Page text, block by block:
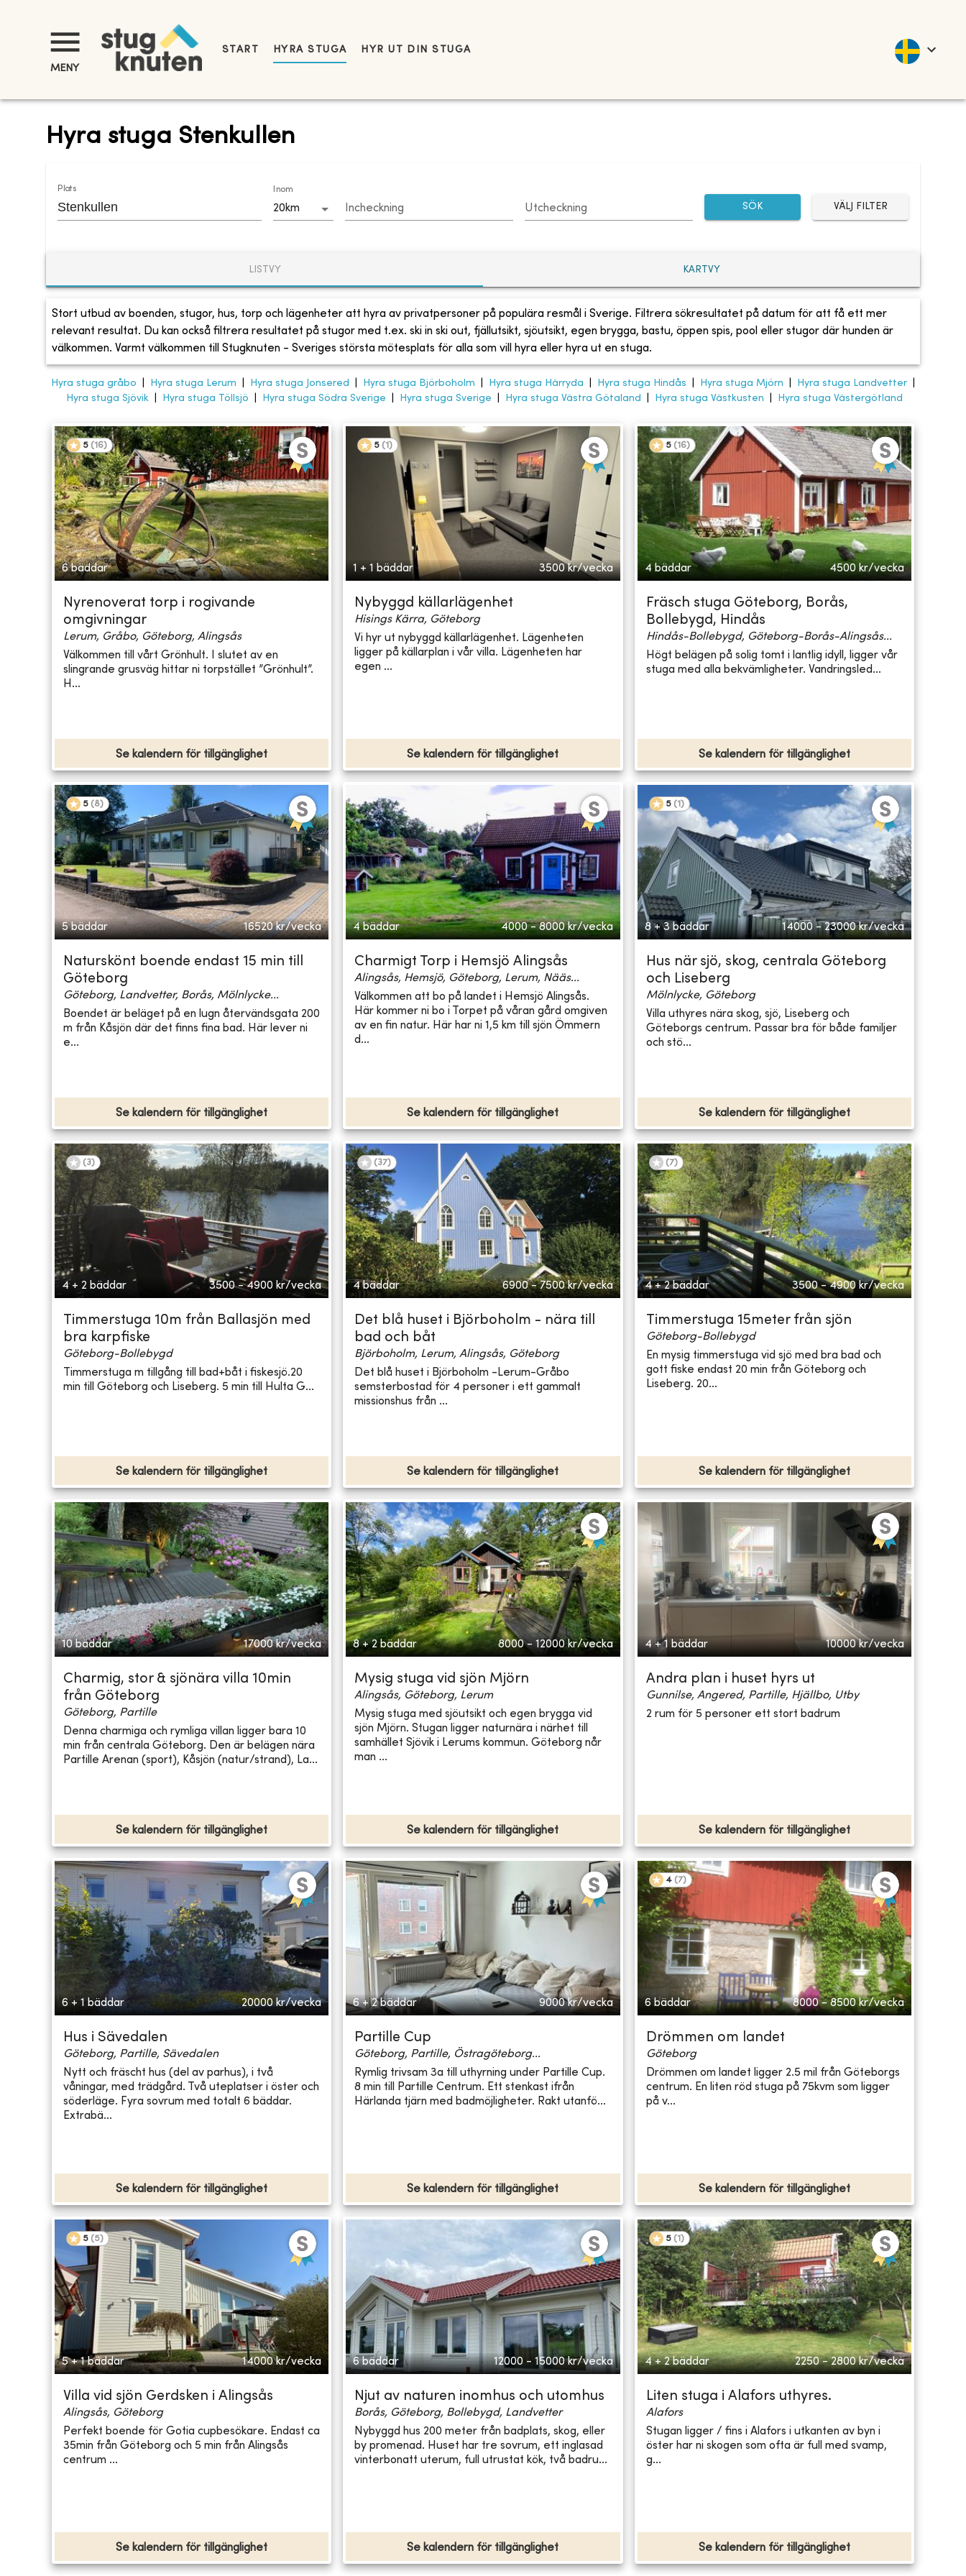
MENY
START HYRA STUGA HYR UT DIN STUGA
Hyra stuga Stenkullen
Plats Inom
20km Incheckning Utcheckning SÖK VÄLJ FILTER
LISTVY KARTVY
Stort utbud av boenden, stugor, hus, torp och lägenheter att hyra av privatpersoner på populära resmål i Sverige. Filtrera sökresultatet på datum för att få ett mer
relevant resultat. Du kan också filtrera resultatet på stugor med t.ex. ski in ski out, fjällutsikt, sjöutsikt, egen brygga, bastu, öppen spis, pool eller stugor där hunden är
välkommen. Varmt välkommen till Stugknuten - Sveriges största mötesplats för alla som vill hyra eller hyra ut en stuga.
Hyra stuga gråbo Hyra stuga Lerum Hyra stuga Jonsered Hyra stuga Björboholm Hyra stuga Härryda Hyra stuga Hindås Hyra stuga Mjörn Hyra stuga Landvetter
Hyra stuga Sjövik
Hyra stuga Töllsjö Hyra stuga Södra Sverige Hyra stuga Sverige Hyra stuga Västra Götaland Hyra stuga Västkusten Hyra stuga Västergötland
5 (16)
6 bäddar
Nyrenoverat torp i rogivande
omgivningar
Lerum, Gråbo, Göteborg, Alingsås
Välkommen till vårt Grönhult. I slutet av en
slingrande grusväg hittar ni torpstället ”Grönhult”.
H...
Se kalendern för tillgänglighet
5 (1 )
1 + 1 bäddar 3500 kr/vecka
Nybyggd källarlägenhet
Hisings Kärra, Göteborg
Vi hyr ut nybyggd källarlägenhet. Lägenheten
ligger på källarplan i vår villa. Lägenheten har
egen ...
Se kalendern för tillgänglighet
5 (16)
4 bäddar 4500 kr/vecka
Fräsch stuga Göteborg, Borås,
Bollebygd, Hindås
Hindås-Bollebygd, Göteborg-Borås-Alingsås...
Högt belägen på solig tomt i lantlig idyll, ligger vår
stuga med alla bekvämligheter. Vandringsled...
Se kalendern för tillgänglighet
5 (8)
5 bäddar 16520 kr/vecka
Naturskönt boende endast 15 min till
Göteborg
Göteborg, Landvetter, Borås, Mölnlycke...
Boendet är beläget på en lugn återvändsgata 200
m från Kåsjön där det finns fina bad. Här lever ni
e...
Se kalendern för tillgänglighet
4 bäddar 4000 - 8000 kr/vecka
Charmigt Torp i Hemsjö Alingsås
Alingsås, Hemsjö, Göteborg, Lerum, Nääs...
Välkommen att bo på landet i Hemsjö Alingsås.
Här kommer ni bo i Torpet på våran gård omgiven
av en fin natur. Här har ni 1,5 km till sjön Ömmern
d...
Se kalendern för tillgänglighet
5 (1 )
8 + 3 bäddar 14000 - 23000 kr/vecka
Hus när sjö, skog, centrala Göteborg
och Liseberg
Mölnlycke, Göteborg
Villa uthyres nära skog, sjö, Liseberg och
Göteborgs centrum. Passar bra för både familjer
och stö...
Se kalendern för tillgänglighet
(3)
4 + 2 bäddar 3500 - 4900 kr/vecka
Timmerstuga 10m från Ballasjön med
bra karpfiske
Göteborg-Bollebygd
Timmerstuga m tillgång till bad+båt i fiskesjö.20
min till Göteborg och Liseberg. 5 min till Hulta G...
Se kalendern för tillgänglighet
(37)
4 bäddar 6900 - 7500 kr/vecka
Det blå huset i Björboholm - nära till
bad och båt
Björboholm, Lerum, Alingsås, Göteborg
Det blå huset i Björboholm -Lerum-Gråbo
semsterbostad för 4 personer i ett gammalt
missionshus från ...
Se kalendern för tillgänglighet
(7)
4 + 2 bäddar 3500 - 4900 kr/vecka
Timmerstuga 15meter från sjön
Göteborg-Bollebygd
En mysig timmerstuga vid sjö med bra bad och
gott fiske endast 20 min från Göteborg och
Liseberg. 20...
Se kalendern för tillgänglighet
10 bäddar 17000 kr/vecka
Charmig, stor & sjönära villa 10min
från Göteborg
Göteborg, Partille
Denna charmiga och rymliga villan ligger bara 10
min från centrala Göteborg. Den är belägen nära
Partille Arenan (sport), Kåsjön (natur/strand), La...
Se kalendern för tillgänglighet
8 + 2 bäddar 8000 - 12000 kr/vecka
Mysig stuga vid sjön Mjörn
Alingsås, Göteborg, Lerum
Mysig stuga med sjöutsikt och egen brygga vid
sjön Mjörn. Stugan ligger naturnära i närhet till
samhället Sjövik i Lerums kommun. Göteborg når
man ...
Se kalendern för tillgänglighet
4 + 1 bäddar 10000 kr/vecka
Andra plan i huset hyrs ut
Gunnilse, Angered, Partille, Hjällbo, Utby
2 rum för 5 personer ett stort badrum
Se kalendern för tillgänglighet
6 + 1 bäddar 20000 kr/vecka
Hus i Sävedalen
Göteborg, Partille, Sävedalen
Nytt och fräscht hus (del av parhus), i två
våningar, med trädgård. Två uteplatser i öster och
söderläge. Fyra sovrum med totalt 6 bäddar.
Extrabä...
Se kalendern för tillgänglighet
6 + 2 bäddar 9000 kr/vecka
Partille Cup
Göteborg, Partille, Östragöteborg...
Rymlig trivsam 3a till uthyrning under Partille Cup.
8 min till Partille Centrum. Ett stenkast ifrån
Härlanda tjärn med badmöjligheter. Rakt utanfö...
Se kalendern för tillgänglighet
4 (7)
6 bäddar 8000 - 8500 kr/vecka
Drömmen om landet
Göteborg
Drömmen om landet ligger 2.5 mil från Göteborgs
centrum. En liten röd stuga på 75kvm som ligger
på v...
Se kalendern för tillgänglighet
5 (5)
5 + 1 bäddar 14000 kr/vecka
Villa vid sjön Gerdsken i Alingsås
Alingsås, Göteborg
Perfekt boende för Gotia cupbesökare. Endast ca
35min från Göteborg och 5 min från Alingsås
centrum ...
Se kalendern för tillgänglighet
6 bäddar 12000 - 15000 kr/vecka
Njut av naturen inomhus och utomhus
Borås, Göteborg, Bollebygd, Landvetter
Nybyggd hus 200 meter från badplats, skog, eller
by promenad. Huset har tre sovrum, ett inglasad
vinterbonatt uterum, full utrustat kök, två badru...
Se kalendern för tillgänglighet
5 (1 )
4 + 2 bäddar 2250 - 2800 kr/vecka
Liten stuga i Alafors uthyres.
Alafors
Stugan ligger / fins i Alafors i utkanten av byn i
öster har ni skogen som ofta är full med svamp,
g...
Se kalendern för tillgänglighet